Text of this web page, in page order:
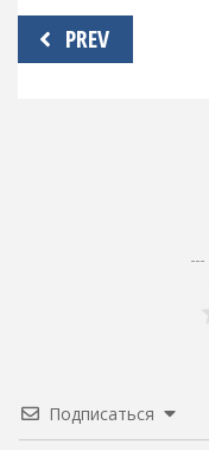
Навигация
по
PREV
Подписаться